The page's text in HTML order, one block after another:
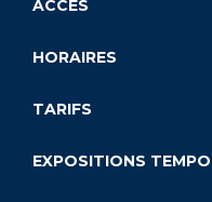
ACCÈS
HORAIRES
TARIFS
EXPOSITIONS